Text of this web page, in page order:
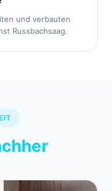
und verbauten
Russbachsaag.